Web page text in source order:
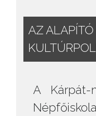
AZ ALAPÍTÓ
A Kárpát-